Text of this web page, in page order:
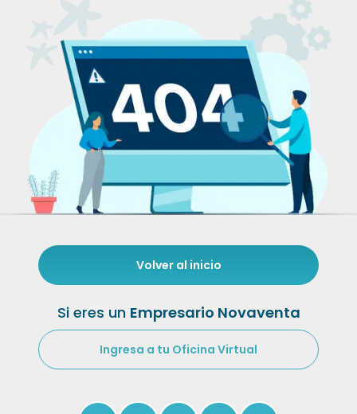
Volver al inicio
Si eres un Empresario Novaventa
Ingresa a tu Oficina Virtual